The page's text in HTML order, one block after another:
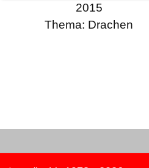
2015
Thema: Drachen